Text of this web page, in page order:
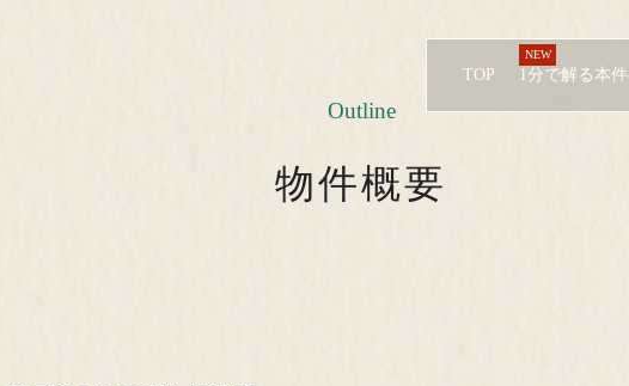
TOP 1分で解る本
Residence
Outline
物件概要